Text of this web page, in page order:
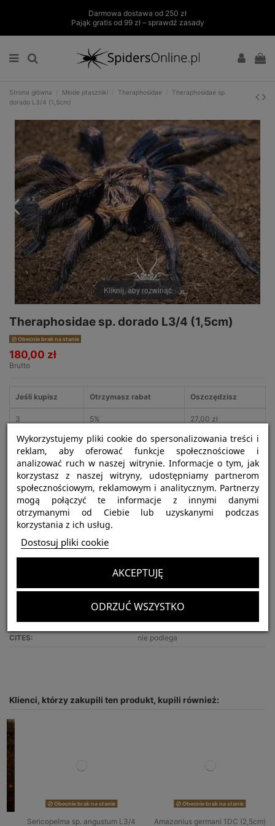
Darmowa dostawa od 250 zł
Pająk gratis od 99 zł – sprawdź zasady
Strona główna Młode ptaszniki Theraphosidae
Theraphosidae sp.
dorado L3/4 (1,5cm)
Kliknij, aby rozwinąć
Theraphosidae sp. dorado L3/4 (1,5cm)
Obecnie brak na stanie
180,00 zł
Brutto
Jeśli kupisz Otrzymasz rabat Oszczędzisz
3 5% 27,00 zł
Najważniejsze informacje:
Nazwa gatunku:
początkujących hodowców
Optymalny rozmiar terrarium:
30x30x20
CITES:
nie podlega
Klienci, którzy zakupili ten produkt, kupili również:
Obecnie brak na stanie
Sericopelma sp. angustum L3/4
Obecnie brak na stanie
Amazonius germani 1DC (2,5cm)
Wykorzystujemy pliki cookie do spersonalizowania treści i
reklam, aby oferować funkcje społecznościowe i
analizować ruch w naszej witrynie. Informacje o tym, jak
korzystasz z naszej witryny, udostępniamy partnerom
społecznościowym, reklamowym i analitycznym. Partnerzy
mogą połączyć te informacje z innymi danymi
otrzymanymi od Ciebie lub uzyskanymi podczas
korzystania z ich usług.
Dostosuj pliki cookie
ODRZUĆ WSZYSTKO
AKCEPTUJĘ